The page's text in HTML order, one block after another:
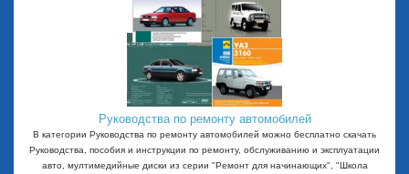
Руководства по ремонту автомобилей
В категории Руководства по ремонту автомобилей можно бесплатно скачать
Руководства, пособия и инструкции по ремонту, обслуживанию и эксплуатации
авто, мултимедийные диски из серии "Ремонт для начинающих", "Школа